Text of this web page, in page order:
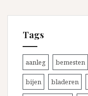
Tags
aanleg bemesten
bijen bladeren